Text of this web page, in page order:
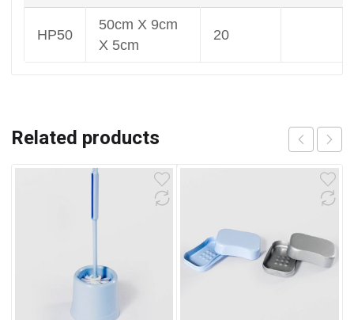
HP50
50cm X 9cm
X 5cm
20
Related products